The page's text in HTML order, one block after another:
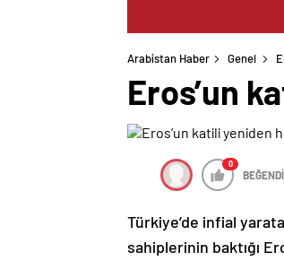
Arabistan Haber Genel
Eros’un
0
Türkiye’de infial
sahiplerinin baktığı